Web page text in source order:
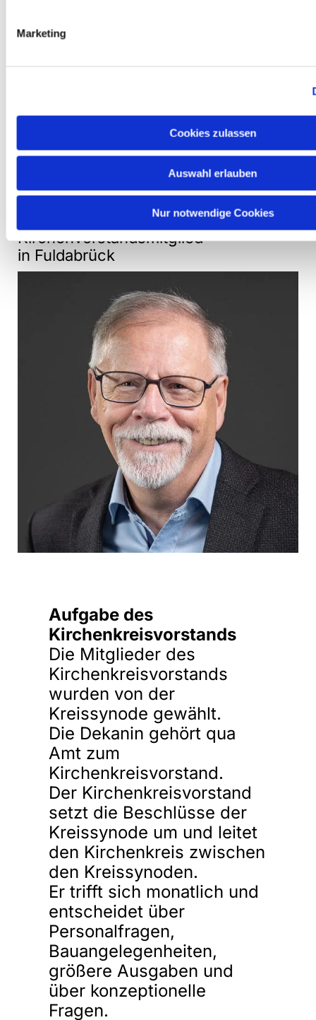
Marketing
Cookies zulassen
Auswahl erlauben
Nur notwendige Cookies
Kirchenvorstandsmitglied
in Fuldabrück
Aufgabe des
Kirchenkreisvorstands
Die Mitglieder des
Kirchenkreisvorstands
wurden von der
Kreissynode gewählt.
Die Dekanin gehört qua
Amt zum
Kirchenkreisvorstand.
Der Kirchenkreisvorstand
setzt die Beschlüsse der
Kreissynode um und leitet
den Kirchenkreis zwischen
den Kreissynoden.
Er trifft sich monatlich und
entscheidet über
Personalfragen,
Bauangelegenheiten,
größere Ausgaben und
über konzeptionelle
Fragen.